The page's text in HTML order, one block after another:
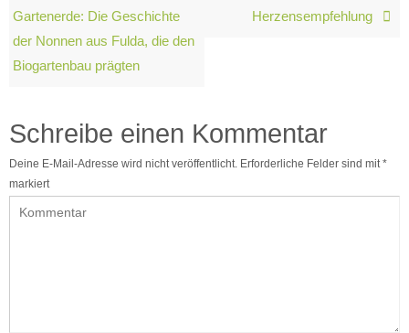
Gartenerde: Die Geschichte
der Nonnen aus Fulda, die den
Biogartenbau prägten
Herzensempfehlung
Schreibe einen Kommentar
Deine E-Mail-Adresse wird nicht veröffentlicht. Erforderliche Felder sind mit *
markiert